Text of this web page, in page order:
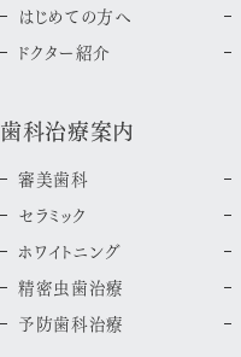
はじめての方へ
ドクター紹介
歯科治療案内
審美歯科
セラミック
ホワイトニング
精密虫歯治療
予防歯科治療